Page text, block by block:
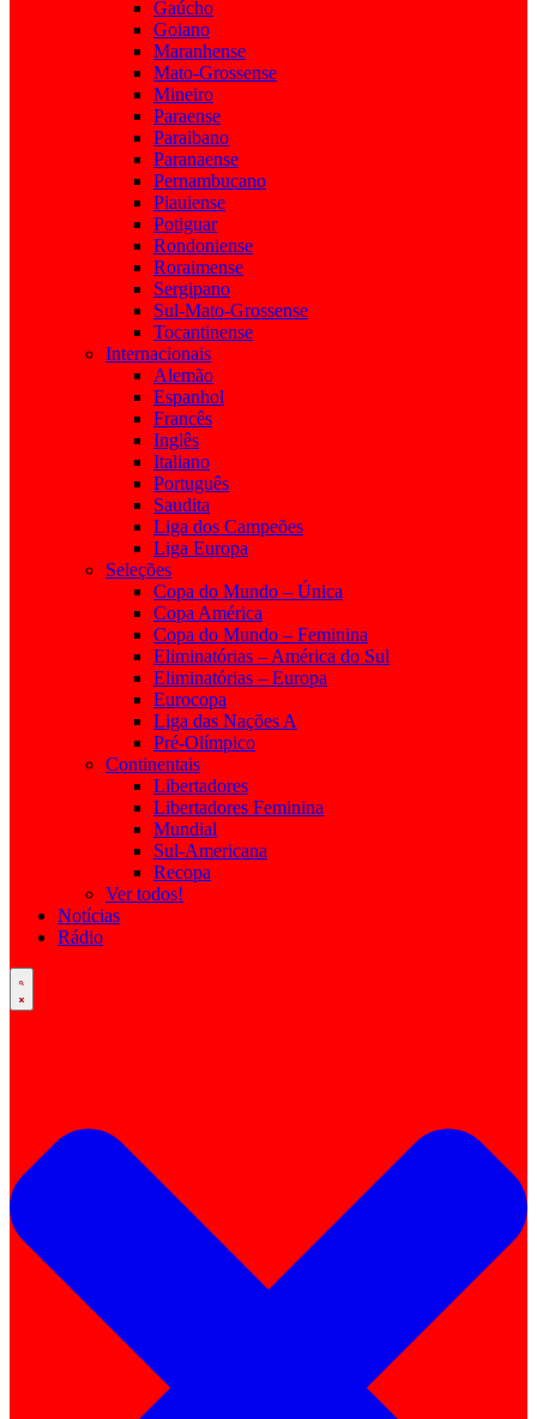
Gaúcho
Goiano
Maranhense
Mato-Grossense
Mineiro
Paraense
Paraibano
Paranaense
Pernambucano
Piauiense
Potiguar
Rondoniense
Roraimense
Sergipano
Sul-Mato-Grossense
Tocantinense
Internacionais
Alemão
Espanhol
Francês
Inglês
Italiano
Português
Saudita
Liga dos Campeões
Liga Europa
Seleções
Copa do Mundo – Única
Copa América
Copa do Mundo – Feminina
Eliminatórias – América do Sul
Eliminatórias – Europa
Eurocopa
Liga das Nações A
Pré-Olímpico
Continentais
Libertadores
Libertadores Feminina
Mundial
Sul-Americana
Recopa
Ver todos!
Notícias
Rádio